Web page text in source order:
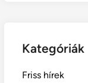
Kategóriák
Friss hírek